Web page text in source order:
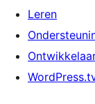
Leren